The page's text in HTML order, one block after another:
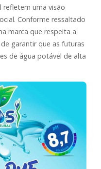
uma visão
Conforme ressaltado
marca que respeita a
garantir que as futuras
de água potável de alta